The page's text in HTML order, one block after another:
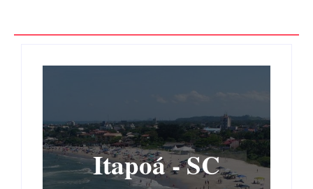
Itapoá - SC